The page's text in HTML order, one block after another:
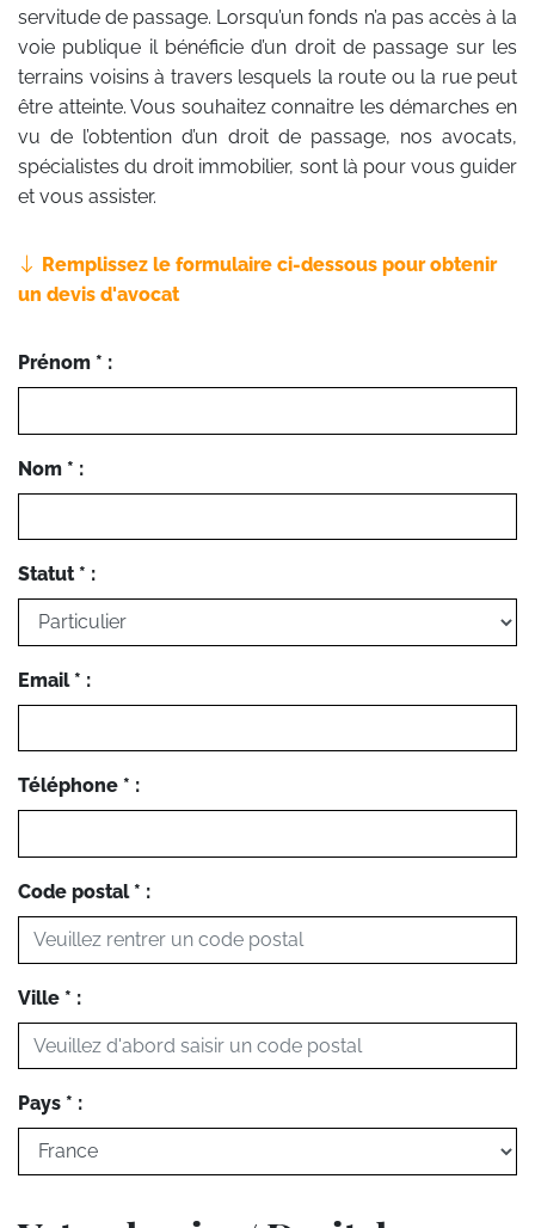
servitude de passage. Lorsqu’un fonds n’a pas accès à la
voie publique il bénéficie d’un droit de passage sur les
terrains voisins à travers lesquels la route ou la rue peut
être atteinte. Vous souhaitez connaitre les démarches en
vu de l’obtention d’un droit de passage, nos avocats,
spécialistes du droit immobilier, sont là pour vous guider
et vous assister.
Remplissez le formulaire ci-dessous pour obtenir
un devis d'avocat
Prénom * :
Nom * :
Statut * :
Email * :
Téléphone * :
Code postal * :
Ville * :
Pays * :